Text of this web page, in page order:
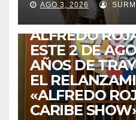
AGO 3, 2026
VENEZUELA
DE VUELTA A
ALFREDO
ESTE 2 DE
AÑOS DE
EL
«ALFREDO
CARIBE